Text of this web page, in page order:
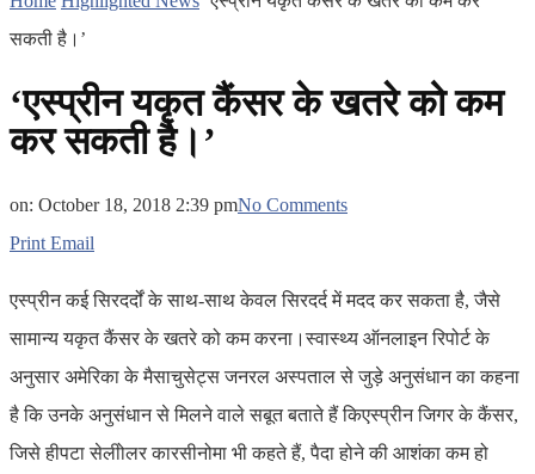
सकती है।’
‘एस्प्रीन यकृत कैंसर के खतरे को कम
कर सकती है।’
on: October 18, 2018 2:39 pmNo Comments
Print Email
एस्प्रीन कई सिरदर्दों के साथ-साथ केवल सिरदर्द में मदद कर सकता है, जैसे
सामान्य यकृत कैंसर के खतरे को कम करना।स्वास्थ्य ऑनलाइन रिपोर्ट के
अनुसार अमेरिका के मैसाचुसेट्स जनरल अस्पताल से जुड़े अनुसंधान का कहना
है कि उनके अनुसंधान से मिलने वाले सबूत बताते हैं किएस्प्रीन जिगर के कैंसर,
जिसे हीपटा सेलीोलर कारसीनोमा भी कहते हैं, पैदा होने की आशंका कम हो